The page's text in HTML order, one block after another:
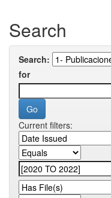
Search
Search:
for
Current filters: